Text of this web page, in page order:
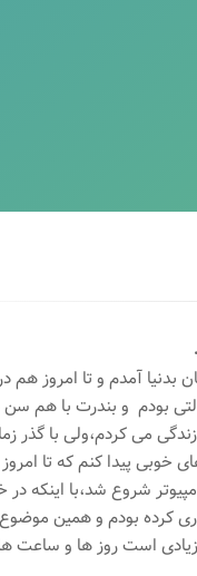
ماه سال ۶۵ در اصفهان بدنیا آمدم و
بودم و بندرت با هم
می کردم،ولی با گذر
پیدا کنم که تا امروز
شروع شد،با اینکه در
کرده بودم و همین
است روز ها و ساعت هایم